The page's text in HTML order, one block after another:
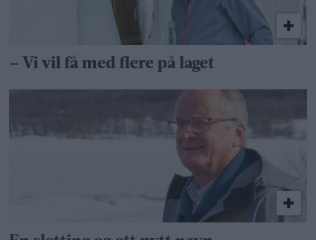
– Vi vil få med flere på laget